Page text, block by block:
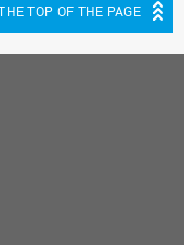
TOP OF THE PAGE